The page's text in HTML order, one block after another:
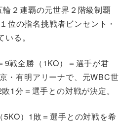
２連覇の元世界２階級制覇
位の指名挑戦者ビンセント・
る。
戦全勝（1KO）＝選手が君
・有明アリーナで、元WBC世
1分＝選手との対戦が決定。
）1敗＝選手との対戦を希